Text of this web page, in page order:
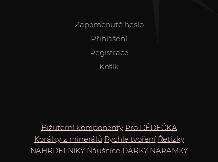
Zapomenuté heslo
Přihlášení
Registrace
Košík
Bižuterní komponenty Pro DĚDEČKA
Korálky z minerálů Rychlé tvoření Řetízky
NÁHRDELNÍKY Náušnice DÁRKY NÁRAMKY